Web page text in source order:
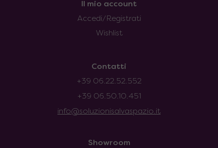
Il mio account
Accedi/Registrati
Wishlist
Contatti
+39 06.22.52.552
+39 06.50.10.451
info@soluzionisalvaspazio.it
Showroom